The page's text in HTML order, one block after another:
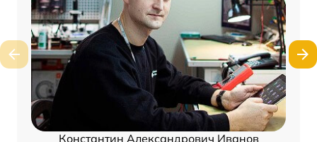
Константин Александрович Иванов